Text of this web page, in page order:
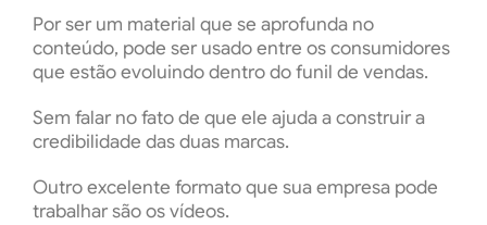
Por ser um material que se aprofunda no
conteúdo, pode ser usado entre os consumidores
que estão evoluindo dentro do funil de vendas.
Sem falar no fato de que ele ajuda a construir a
credibilidade das duas marcas.
Outro excelente formato que sua empresa pode
trabalhar são os vídeos.